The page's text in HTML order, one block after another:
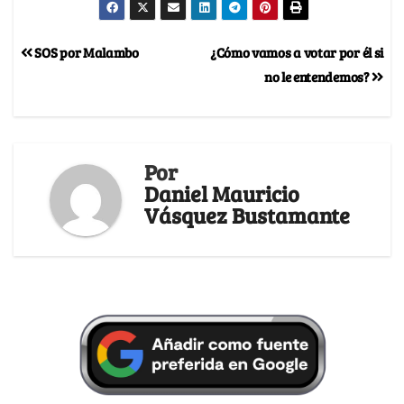
¿Cómo vamos a votar por él si
no le entendemos?
SOS por Malambo
Por
Daniel Mauricio
Vásquez Bustamante